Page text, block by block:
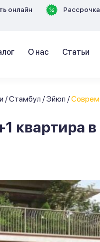
онлайн
О нас Статьи
/Стамбул /Эйюп /
квартира